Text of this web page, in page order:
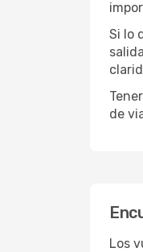
Si lo
de
Los